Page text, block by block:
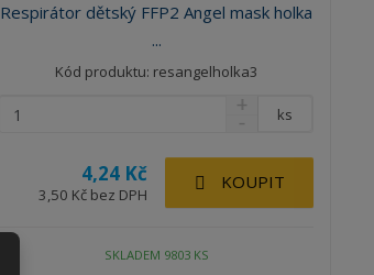
Respirátor dětský FFP2 Angel mask holka
...
Kód produktu: resangelholka3
4,24 Kč
3,50 Kč bez DPH
ks
KOUPIT
SKLADEM 9803 KS